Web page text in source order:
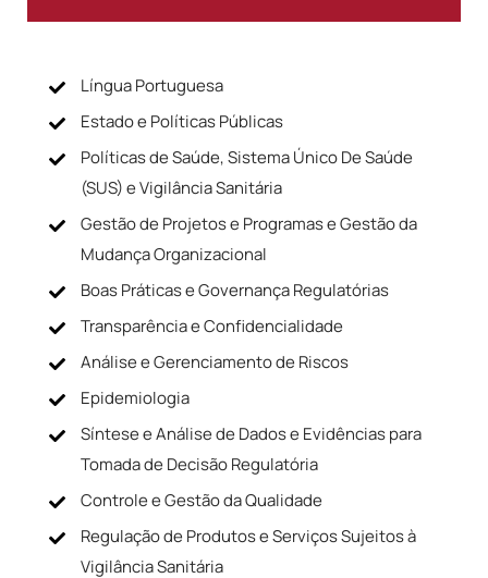
Língua Portuguesa
Estado e Políticas Públicas
Políticas de Saúde, Sistema Único De Saúde
(SUS) e Vigilância Sanitária
Gestão de Projetos e Programas e Gestão da
Mudança Organizacional
Boas Práticas e Governança Regulatórias
Transparência e Confidencialidade
Análise e Gerenciamento de Riscos
Epidemiologia
Síntese e Análise de Dados e Evidências para
Tomada de Decisão Regulatória
Controle e Gestão da Qualidade
Regulação de Produtos e Serviços Sujeitos à
Vigilância Sanitária